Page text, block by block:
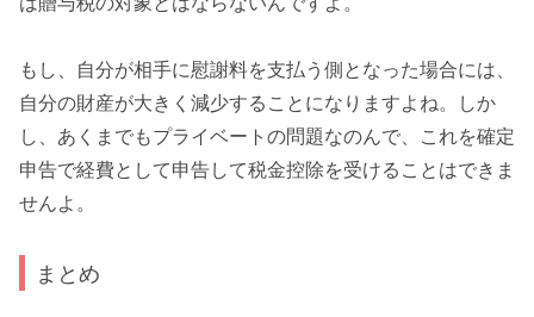
もし、自分が相手に慰謝料を支払う側 となった場合には、
自分の財産が大きく減少することになりますよね。しか
し、あくまでもプライベートの問題なのんで、これを確定
申告で経費として申告して税金控除を受けることはできま
せんよ。
まとめ